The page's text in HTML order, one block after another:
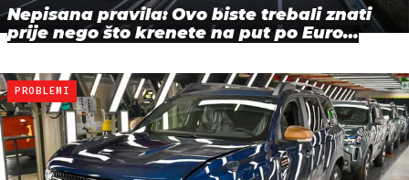
Nepisana pravila: Ovo biste trebali znati
prije nego što krenete na put po Euro…
PROBLEMI